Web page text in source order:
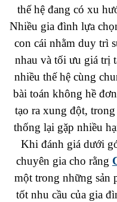
thế hệ đang có xu
Nhiều gia đình lựa
con cái nhằm duy trì
nhau và tối ưu giá trị
nhiều thế hệ cùng
bài toán không hề
tạo ra xung đột,
thống lại gặp nhiều
Khi đánh giá dưới
chuyên gia cho rằng
một trong những sản
tốt nhu cầu của gia